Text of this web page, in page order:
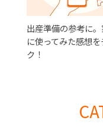
出産準備の参考に
に使ってみた感想を
ク！